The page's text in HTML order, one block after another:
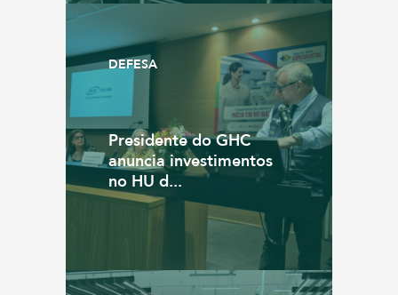
DEFESA
Presidente do GHC
anuncia investimentos
no HU d...